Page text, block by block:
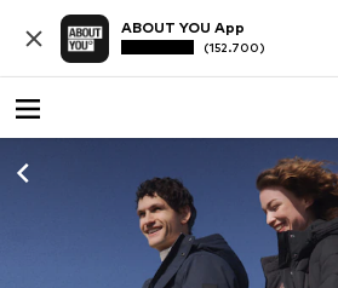
ABOUT YOU App
(152.700)